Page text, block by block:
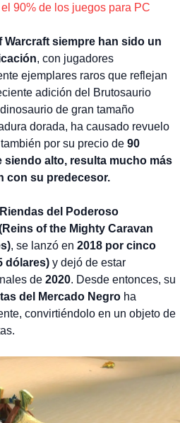
90% de los juegos para PC
Warcraft siempre han sido un
, con jugadores
ejemplares raros que reflejan
adición del Brutosaurio
de gran tamaño
dorada, ha causado revuelo
por su precio de 90
siendo alto, resulta mucho más
con su predecesor.
Riendas del Poderoso
of the Mighty Caravan
, se lanzó en 2018 por cinco
dólares) y dejó de estar
de 2020. Desde entonces, su
del Mercado Negro ha
convirtiéndolo en un objeto de